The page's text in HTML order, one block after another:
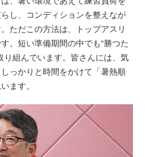
し、コンディションを整えなが
ただこの方法は、トップアスリ
。短い準備期間の中でも“勝つた
り組んでいます。皆さんには、気
っかりと時間をかけて「暑熱順
ます。